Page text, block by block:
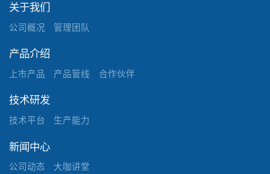
关于我们
公司概况 管理团队
产品介绍
上市产品 产品管线 合作伙伴
技术研发
技术平台 生产能力
新闻中心
公司动态 大咖讲堂